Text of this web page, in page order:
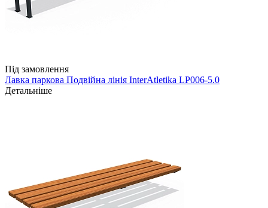
Під замовлення
Лавка паркова Подвійна лінія InterAtletika LP006-5.0
Детальніше